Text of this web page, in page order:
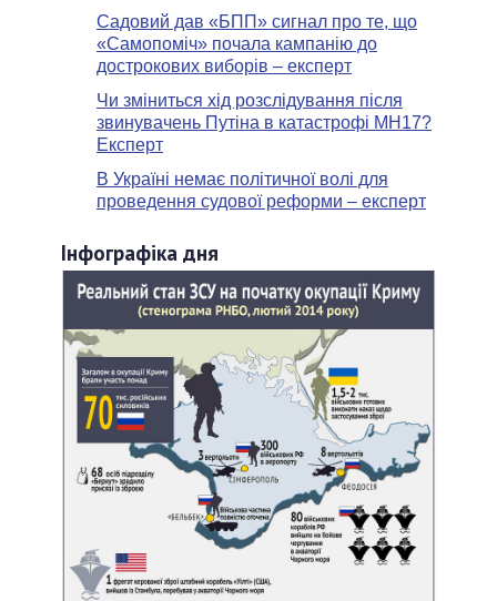
Садовий дав «БПП» сигнал про те, що
«Самопоміч» почала кампанію до
дострокових виборів – експерт
Чи зміниться хід розслідування після
звинувачень Путіна в катастрофі МН17?
Експерт
В Україні немає політичної волі для
проведення судової реформи – експерт
Інфографіка дня